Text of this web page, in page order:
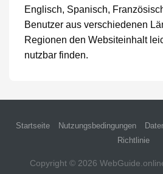
Englisch, Spanisch,
Benutzer aus verschiedenen
Regionen den Websiteinhalt
nutzbar finden.
Startseite Nutzungsbedingungen
Richtlinie
Copyright © 2026